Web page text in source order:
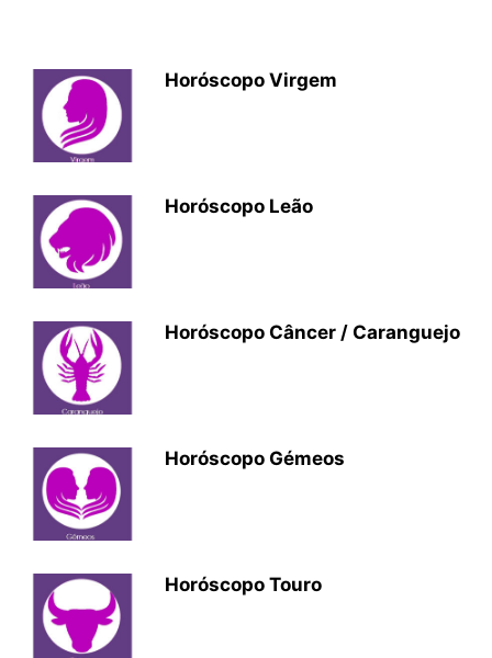
Horóscopo Virgem
Horóscopo Leão
Horóscopo Câncer / Caranguejo
Horóscopo Gémeos
Horóscopo Touro